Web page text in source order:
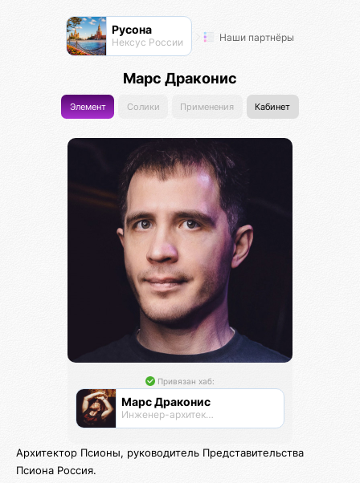
Русона
Нексус России Наши партнёры
Марс Драконис
Элемент Солики Применения Кабинет
Привязан хаб:
Марс Драконис
Инженер-архитектор
Архитектор Псионы, руководитель Представительства
Псиона Россия.